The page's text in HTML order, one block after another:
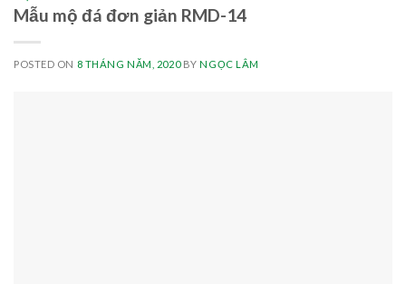
Mẫu mộ đá đơn giản RMD-14
POSTED ON 8 THÁNG NĂM, 2020BYNGỌC LÂM